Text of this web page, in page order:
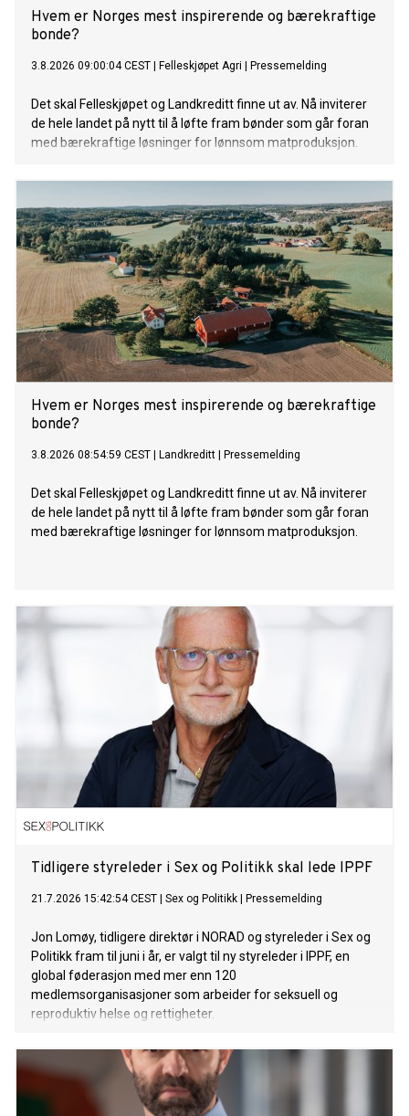
Hvem er Norges mest inspirerende og bærekraftige
bonde?
3.8.2026 09:00:04 CEST Felleskjøpet Agri Pressemelding
Det skal Felleskjøpet og Landkreditt finne ut av. Nå inviterer
de hele landet på nytt til å løfte fram bønder som går foran
med bærekraftige løsninger for lønnsom matproduksjon.
Hvem er Norges mest inspirerende og bærekraftige
bonde?
3.8.2026 08:54:59 CEST Landkreditt Pressemelding
Det skal Felleskjøpet og Landkreditt finne ut av. Nå inviterer
de hele landet på nytt til å løfte fram bønder som går foran
med bærekraftige løsninger for lønnsom matproduksjon.
Tidligere styreleder i Sex og Politikk skal lede IPPF
21.7.2026 15:42:54 CEST Sex og Politikk Pressemelding
Jon Lomøy, tidligere direktør i NORAD og styreleder i Sex og
Politikk fram til juni i år, er valgt til ny styreleder i IPPF, en
global føderasjon med mer enn 120
medlemsorganisasjoner som arbeider for seksuell og
reproduktiv helse og rettigheter.